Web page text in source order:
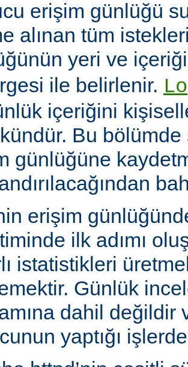
erişim günlüğü
alınan tüm
yeri ve
ile belirlenir.
içeriğini
Bu
günlüğüne
erişim
ilk adımı
istatistikleri
Günlük
dahil değildir
yaptığı